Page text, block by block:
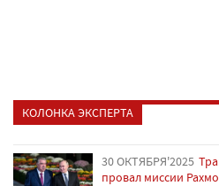
КОЛОНКА ЭКСПЕРТА
30 ОКТЯБРЯ'2025
провал миссии